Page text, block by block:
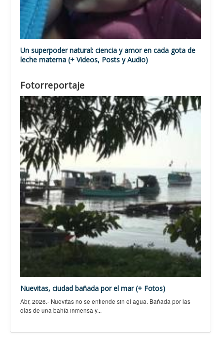
Un superpoder natural: ciencia y amor en cada gota de
leche materna (+ Videos, Posts y Audio)
Fotorreportaje
Nuevitas, ciudad bañada por el mar (+ Fotos)
Abr, 2026.- Nuevitas no se entiende sin el agua. Bañada por las
olas de una bahía inmensa y...